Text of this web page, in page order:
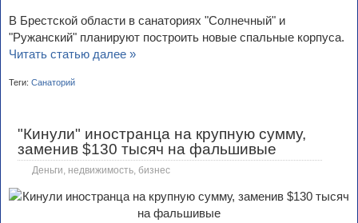
В Брестской области в санаториях "Солнечный" и
"Ружанский" планируют построить новые спальные корпуса.
Читать статью далее »
Теги: Санаторий
"Кинули" иностранца на крупную сумму,
заменив $130 тысяч на фальшивые
Деньги, недвижимость, бизнес